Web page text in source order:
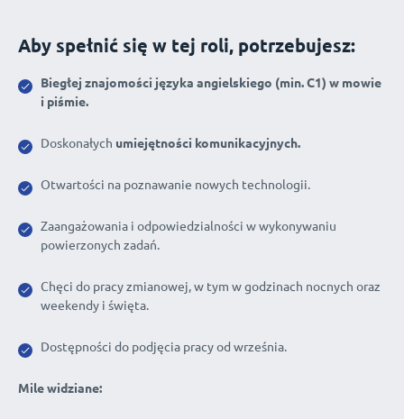
Aby spełnić się w tej roli, potrzebujesz:
Biegłej znajomości języka angielskiego (min. C1) w mowie
i piśmie.
Doskonałych umiejętności komunikacyjnych.
Otwartości na poznawanie nowych technologii.
Zaangażowania i odpowiedzialności w wykonywaniu
powierzonych zadań.
Chęci do pracy zmianowej, w tym w godzinach nocnych oraz
weekendy i święta.
Dostępności do podjęcia pracy od września.
Mile widziane: